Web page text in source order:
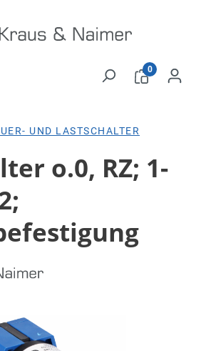
0
UND LASTSCHALTER
o.0, RZ; 1-